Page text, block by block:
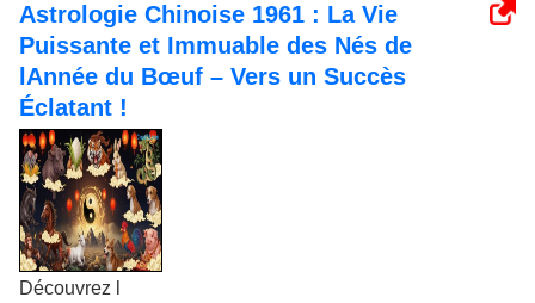
Astrologie Chinoise 1961 : La Vie
Puissante et Immuable des Nés de
lAnnée du Bœuf – Vers un Succès
Éclatant !
Découvrez l